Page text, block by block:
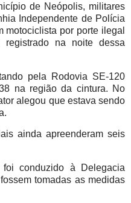
de Neópolis, militares
Independente de Polícia
motociclista por porte ilegal
na noite dessa
pela Rodovia SE-120
na região da cintura. No
alegou que estava sendo
ainda apreenderam seis
conduzido à Delegacia
tomadas as medidas